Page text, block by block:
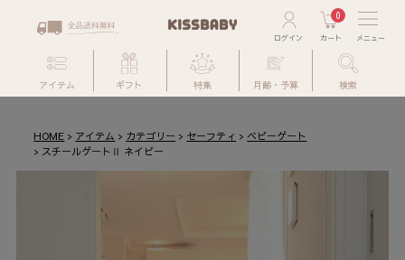
0
アイテム ギフト 特集 月齢・予算 検索
HOME アイテム カテゴリー セーフティ
ベビーゲート
スチールゲートⅡ ネイビー